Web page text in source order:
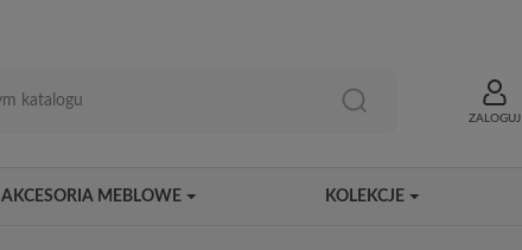
ZALOGUJ
AKCESORIA MEBLOWE KOLEKCJE